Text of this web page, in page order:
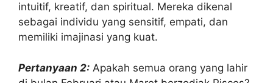
intuitif, kreatif, dan spiritual. Mereka dikenal
sebagai individu yang sensitif, empati, dan
memiliki imajinasi yang kuat.
Pertanyaan 2: Apakah semua orang yang lahir